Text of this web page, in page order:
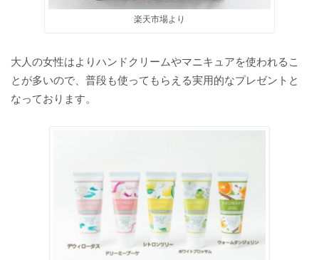
楽天市場より
大人の女性はよりハンドクリームやマニキュアを使われるこ
とが多いので、普段も使ってもらえる実用的なプレゼントと
なっております。